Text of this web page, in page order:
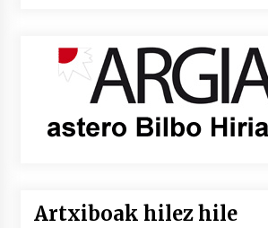
Artxiboak hilez hile